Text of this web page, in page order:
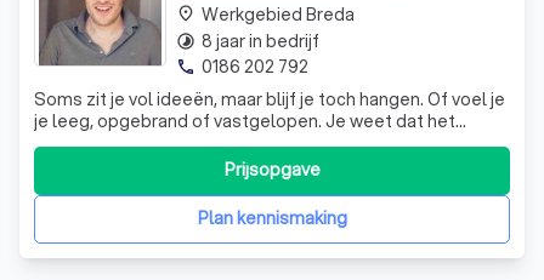
Soms zit je vol ideeën, maar blijf je toch hangen. Of voel je
je leeg, opgebrand of vastgelopen. Je weet dat het
anders kan, maar hoe? Hoe vind je weer rust, richting én
plezier in je werk en leven?
Plan kennismaking
Prijsopgave
place Werkgebied Breda
timelapse 8 jaar in bedrijf
phone 0186 202 792